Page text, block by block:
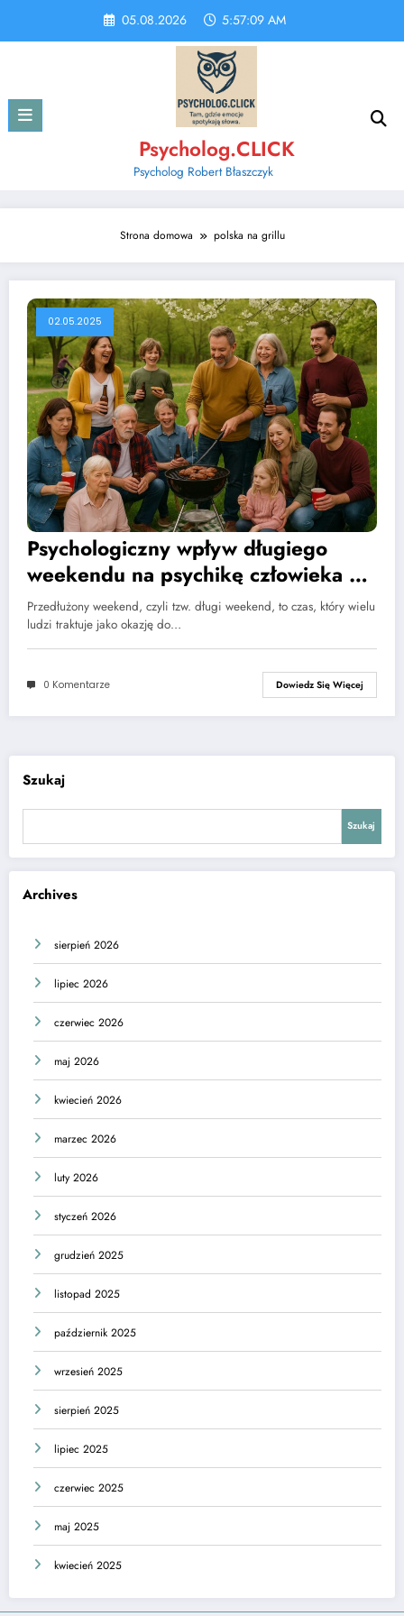
content
05.08.2026 5:57:10 AM
Psycholog.CLICK
Psycholog Robert Błaszczyk
Strona domowa polska na grillu
02.05.2025
Psychologiczny wpływ długiego
weekendu na psychikę człowieka –
analiza korzyści i zagrożeń
Przedłużony weekend, czyli tzw. długi weekend, to czas, który wielu
ludzi traktuje jako okazję do…
0 Komentarze Dowiedz Się Więcej
Szukaj
Szukaj
Archives
sierpień 2026
lipiec 2026
czerwiec 2026
maj 2026
kwiecień 2026
marzec 2026
luty 2026
styczeń 2026
grudzień 2025
listopad 2025
październik 2025
wrzesień 2025
sierpień 2025
lipiec 2025
czerwiec 2025
maj 2025
kwiecień 2025